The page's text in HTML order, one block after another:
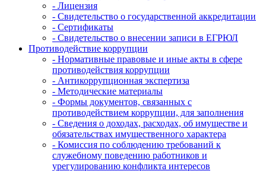
- Лицензия
- Свидетельство о государственной аккредитации
- Сертификаты
- Свидетельство о внесении записи в ЕГРЮЛ
Противодействие коррупции
- Нормативные правовые и иные акты в сфере
противодействия коррупции
- Антикоррупционная экспертиза
- Методические материалы
- Формы документов, связанных с
противодействием коррупции, для заполнения
- Сведения о доходах, расходах, об имуществе и
обязательствах имущественного характера
- Комиссия по соблюдению требований к
служебному поведению работников и
урегулированию конфликта интересов